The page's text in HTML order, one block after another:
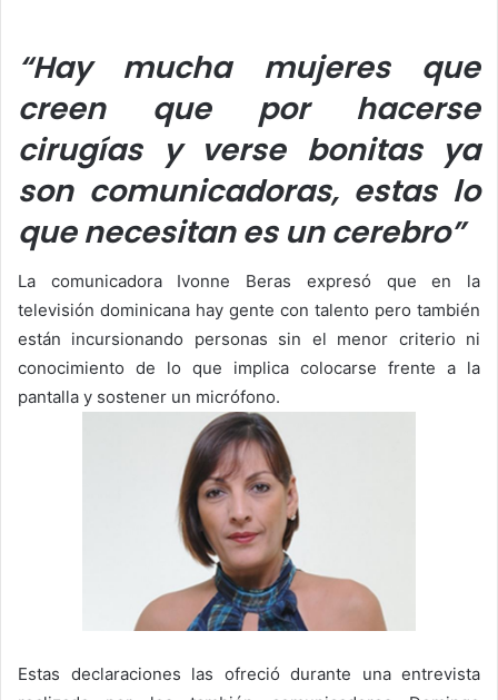
“Hay mucha mujeres que
creen que por hacerse
cirugías y verse bonitas ya
son comunicadoras, estas lo
que necesitan es un cerebro”
La comunicadora Ivonne Beras expresó que en la
televisión dominicana hay gente con talento pero también
están incursionando personas sin el menor criterio ni
conocimiento de lo que implica colocarse frente a la
pantalla y sostener un micrófono.
Estas declaraciones las ofreció durante una entrevista